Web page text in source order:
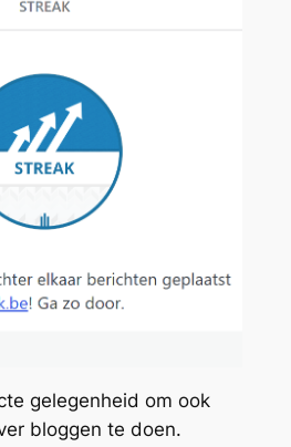
gelegenheid om ook
bloggen te doen.